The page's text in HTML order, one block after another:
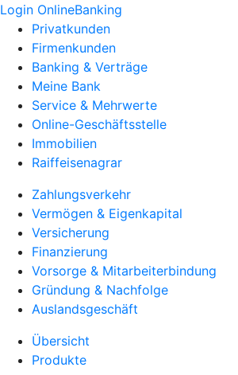
Login OnlineBanking
Privatkunden
Firmenkunden
Banking & Verträge
Meine Bank
Service & Mehrwerte
Online-Geschäftsstelle
Immobilien
Raiffeisenagrar
Zahlungsverkehr
Vermögen & Eigenkapital
Versicherung
Finanzierung
Vorsorge & Mitarbeiterbindung
Gründung & Nachfolge
Auslandsgeschäft
Übersicht
Produkte